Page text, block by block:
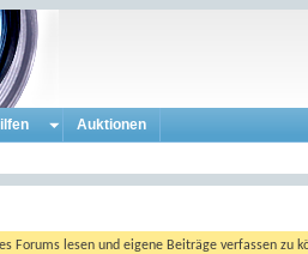
Auktionen
Forums lesen und eigene Beiträge verfassen zu